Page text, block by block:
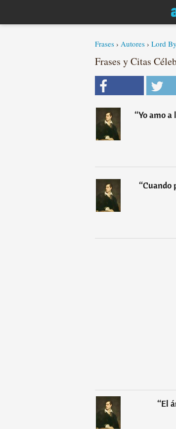
Frases › Autores › Lord
Frases y Citas
“Yo amo a
“Cuando
“El